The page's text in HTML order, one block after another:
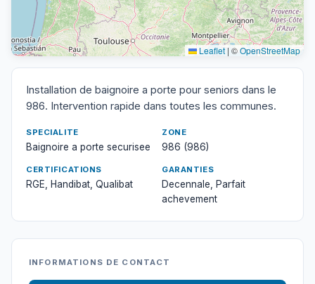
Leaflet | ©OpenStreetMap
Installation de baignoire a porte pour seniors dans le
986. Intervention rapide dans toutes les communes.
SPECIALITE
Baignoire a porte securisee
ZONE
986 (986)
CERTIFICATIONS
RGE, Handibat, Qualibat
GARANTIES
Decennale, Parfait
achevement
INFORMATIONS DE CONTACT